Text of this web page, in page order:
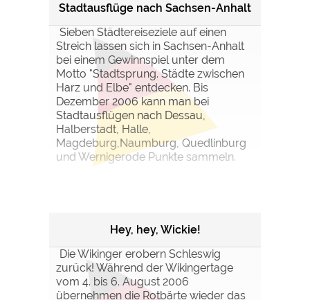
Stadtausflüge nach Sachsen-Anhalt
Sieben Städtereiseziele auf einen
Streich lassen sich in Sachsen-Anhalt
bei einem Gewinnspiel unter dem
Motto "Stadtsprung. Städte zwischen
Harz und Elbe" entdecken. Bis
Dezember 2006 kann man bei
Stadtausflügen nach Dessau,
Halberstadt, Halle,
Magdeburg,Naumburg, Quedlinburg
und Wernigerode Punkte sammeln.
Hey, hey, Wickie!
Die Wikinger erobern Schleswig
zurück! Während der Wikingertage
vom 4. bis 6. August 2006
übernehmen die Rotbärte wieder das